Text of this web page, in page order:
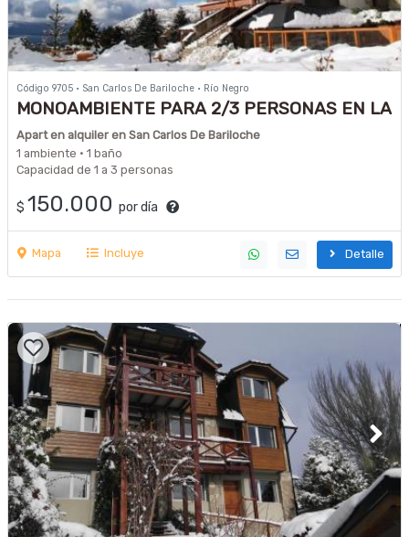
Código 9705 · San Carlos De Bariloche · Río Negro
MONOAMBIENTE PARA 2/3 PERSONAS EN LA
BASE DEL CERRO CATEDRAL
Apart en alquiler en San Carlos De Bariloche
1 ambiente · 1 baño
Capacidad de 1 a 3 personas
$ 150.000 por día
Mapa Incluye Detalle